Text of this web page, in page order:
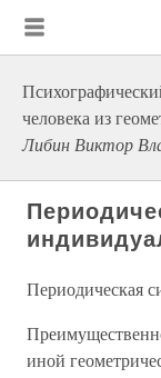
человека из
Либин Виктор
Периодическая
иной